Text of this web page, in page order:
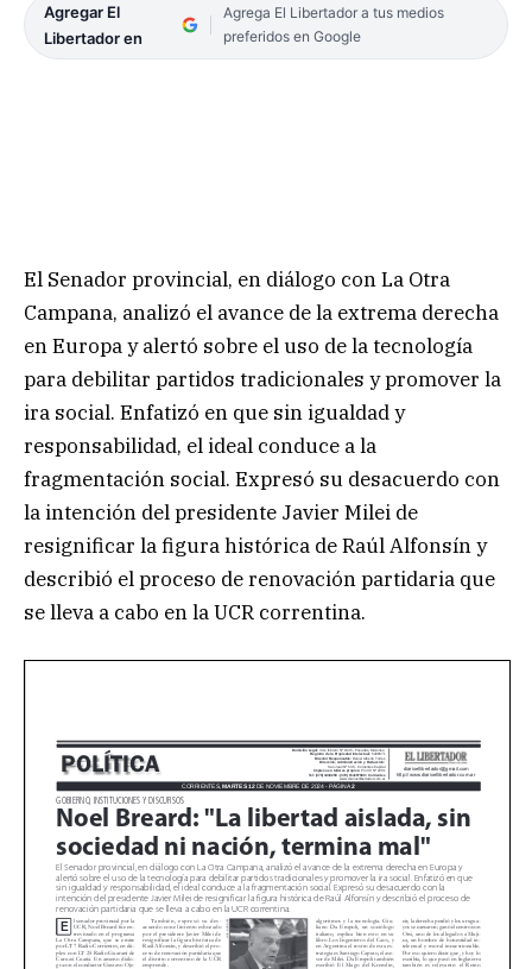
Agregar El
Libertador en
Agrega El Libertador a tus medios
preferidos en Google
El Senador provincial, en diálogo con La Otra
Campana, analizó el avance de la extrema derecha
en Europa y alertó sobre el uso de la tecnología
para debilitar partidos tradicionales y promover la
ira social. Enfatizó en que sin igualdad y
responsabilidad, el ideal conduce a la
fragmentación social. Expresó su desacuerdo con
la intención del presidente Javier Milei de
resignificar la figura histórica de Raúl Alfonsín y
describió el proceso de renovación partidaria que
se lleva a cabo en la UCR correntina.